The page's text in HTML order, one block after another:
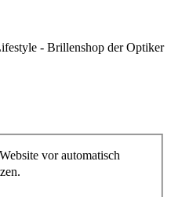
- Brillenshop der Optiker
vor automatisch